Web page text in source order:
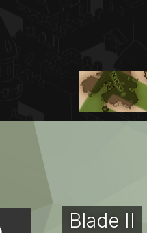
Blade II